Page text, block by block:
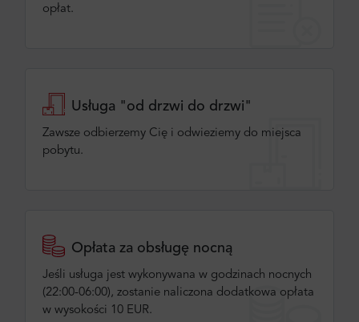
opłat.
Usługa "od drzwi do drzwi"
Zawsze odbierzemy Cię i odwieziemy do miejsca
pobytu.
Opłata za obsługę nocną
Jeśli usługa jest wykonywana w godzinach nocnych
(22:00-06:00), zostanie naliczona dodatkowa opłata
w wysokości 10 EUR.